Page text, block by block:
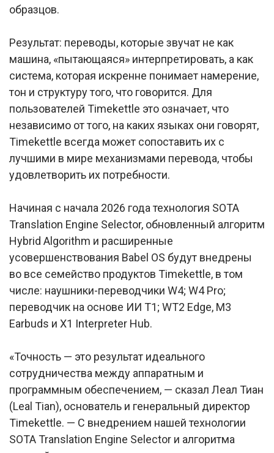
образцов.
Результат: переводы, которые звучат не как
машина, «пытающаяся» интерпретировать, а как
система, которая искренне понимает намерение,
тон и структуру того, что говорится. Для
пользователей Timekettle это означает, что
независимо от того, на каких языках они говорят,
Timekettle всегда может сопоставить их с
лучшими в мире механизмами перевода, чтобы
удовлетворить их потребности.
Начиная с начала 2026 года технология SOTA
Translation Engine Selector, обновленный алгоритм
Hybrid Algorithm и расширенные
усовершенствования Babel OS будут внедрены
во все семейство продуктов Timekettle, в том
числе: наушники-переводчики W4; W4 Pro;
переводчик на основе ИИ T1; WT2 Edge, M3
Earbuds и X1 Interpreter Hub.
«Точность — это результат идеального
сотрудничества между аппаратным и
программным обеспечением, — сказал Леал Тиан
(Leal Tian), основатель и генеральный директор
Timekettle. — С внедрением нашей технологии
SOTA Translation Engine Selector и алгоритма